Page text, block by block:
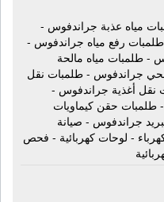
مياه عذبة جراندفوس -
رفع مياه جراندفوس -
- طلمبات مياه مالحة
جراندفوس - طلمبات نقل
أغذية جراندفوس -
طلمبات حقن كيماويات
جراندفوس - صيانة
- لوحات كهربائية - فحص